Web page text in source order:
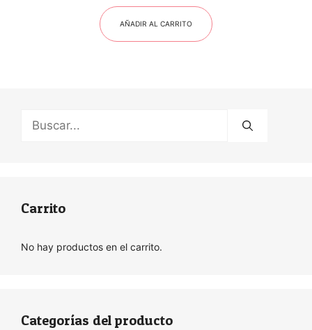
AÑADIR AL CARRITO
Buscar:
Carrito
No hay productos en el carrito.
Categorías del producto